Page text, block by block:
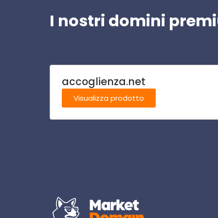
I nostri domini
accoglienza.net
Visualizza prodotto